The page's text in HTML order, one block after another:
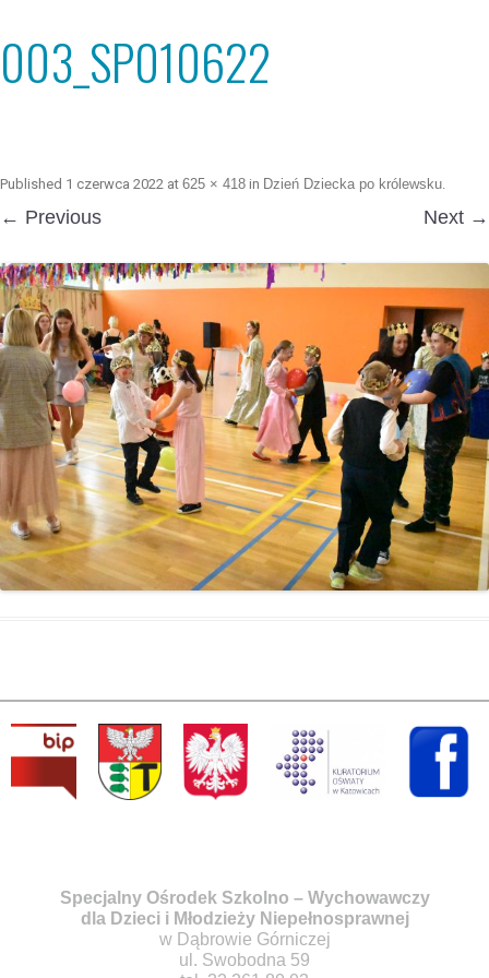
003_SP010622
Published 1 czerwca 2022 at 625 × 418 in Dzień Dziecka po królewsku.
← Previous Next →
Specjalny Ośrodek Szkolno – Wychowawczy
dla Dzieci i Młodzieży Niepełnosprawnej
w Dąbrowie Górniczej
ul. Swobodna 59